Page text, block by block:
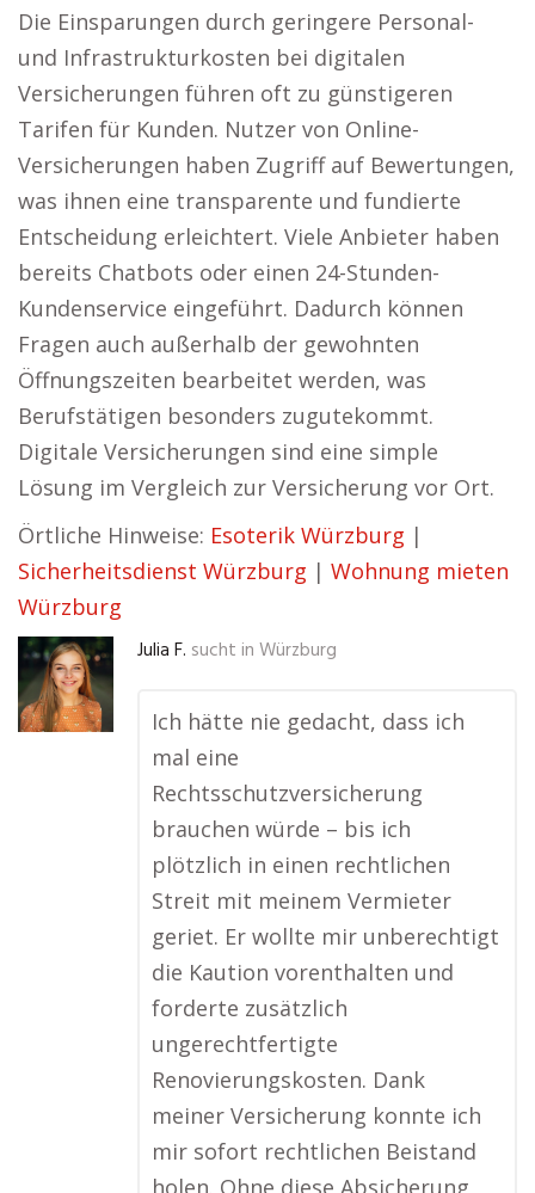
Die Einsparungen durch geringere Personal-
und Infrastrukturkosten bei digitalen
Versicherungen führen oft zu günstigeren
Tarifen für Kunden. Nutzer von Online-
Versicherungen haben Zugriff auf Bewertungen,
was ihnen eine transparente und fundierte
Entscheidung erleichtert. Viele Anbieter haben
bereits Chatbots oder einen 24-Stunden-
Kundenservice eingeführt. Dadurch können
Fragen auch außerhalb der gewohnten
Öffnungszeiten bearbeitet werden, was
Berufstätigen besonders zugutekommt.
Digitale Versicherungen sind eine simple
Lösung im Vergleich zur Versicherung vor Ort.
Örtliche Hinweise: Esoterik Würzburg |
Sicherheitsdienst Würzburg | Wohnung mieten
Würzburg
Julia F. sucht in Würzburg
Ich hätte nie gedacht, dass ich
mal eine
Rechtsschutzversicherung
brauchen würde – bis ich
plötzlich in einen rechtlichen
Streit mit meinem Vermieter
geriet. Er wollte mir unberechtigt
die Kaution vorenthalten und
forderte zusätzlich
ungerechtfertigte
Renovierungskosten. Dank
meiner Versicherung konnte ich
mir sofort rechtlichen Beistand
holen. Ohne diese Absicherung